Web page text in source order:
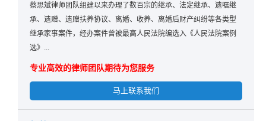
蔡思斌律师团队组建以来办理了数百宗的继承、法定继承、遗嘱继
承、遗赠、遗赠扶养协议、离婚、收养、离婚后财产纠纷等各类型
继承家事案件，经办案件曾被最高人民法院编选入《人民法院案例
选》...
专业高效的律师团队期待为您服务
马上联系我们